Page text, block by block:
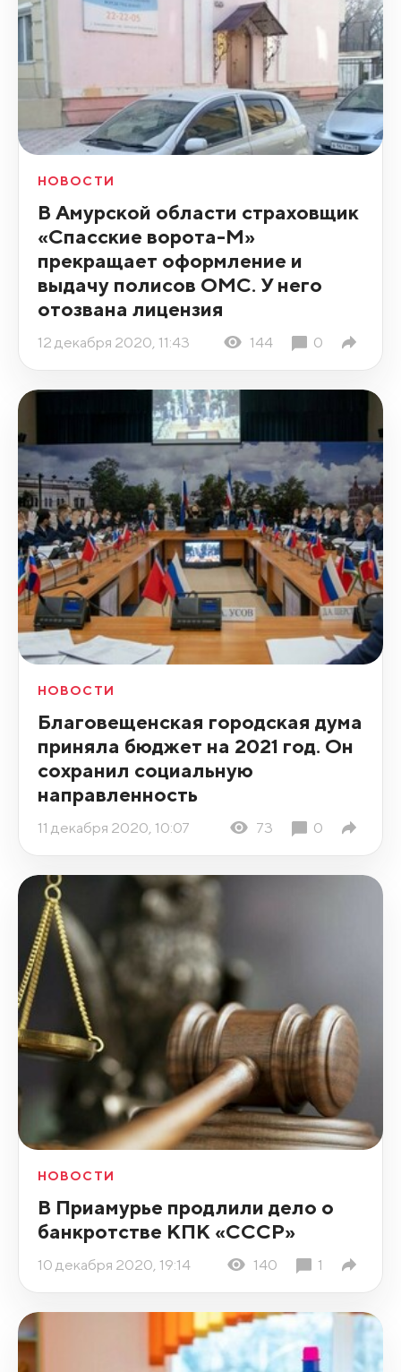
НОВОСТИ
В Амурской области страховщик
«Спасские ворота-М»
прекращает оформление и
выдачу полисов ОМС. У него
отозвана лицензия
12 декабря 2020, 11:43 144 0
НОВОСТИ
Благовещенская городская дума
приняла бюджет на 2021 год. Он
сохранил социальную
направленность
11 декабря 2020, 10:07 73 0
НОВОСТИ
В Приамурье продлили дело о
банкротстве КПК «СССР»
10 декабря 2020, 19:14 140 1